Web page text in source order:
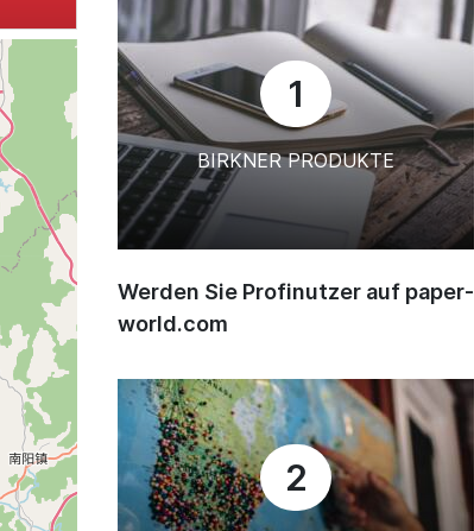
1
BIRKNER PRODUKTE
Werden Sie Profinutzer auf paper-
world.com
2